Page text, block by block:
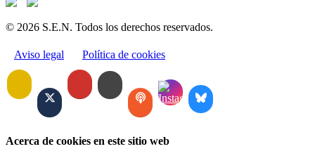
© 2026 S.E.N. Todos los derechos reservados.
Aviso legal Política de cookies
Acerca de cookies en este sitio web